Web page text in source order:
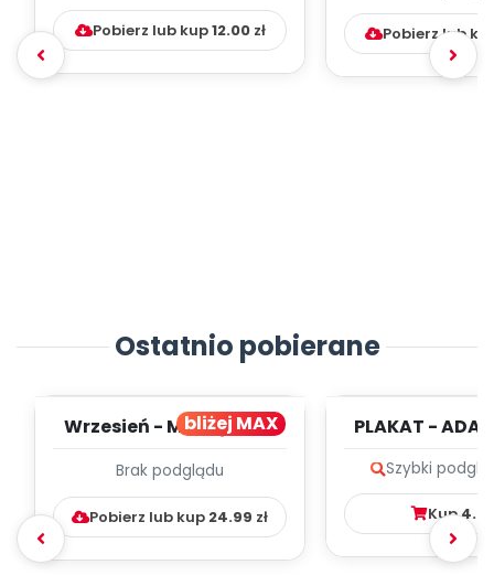
Pobierz lub kup12.00zł Pobierz lub
Ostatnio pobierane
bliżej MAX
Wrzesień - MIESIĘCZNY
WYCHOWAWCZO –
DYDAKTYC...
Brak podglądu
Pobierz lub kup 24.99 zł
PLAKAT -
Szybki
Kup